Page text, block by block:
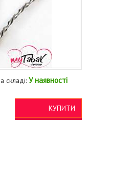
складі: У наявності
КУПИТИ